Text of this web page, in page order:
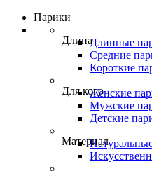
Парики
ДлинаДлинные
Средние
Короткие
Для когоЖенские
Мужские
Детские
Материал